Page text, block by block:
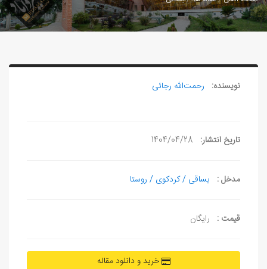
نویسنده: رحمت‌الله رجائی
تاریخ انتشار: 1404/04/28
مدخل : یساقی / کردکوی / روستا
قیمت : رایگان
خرید و دانلود مقاله